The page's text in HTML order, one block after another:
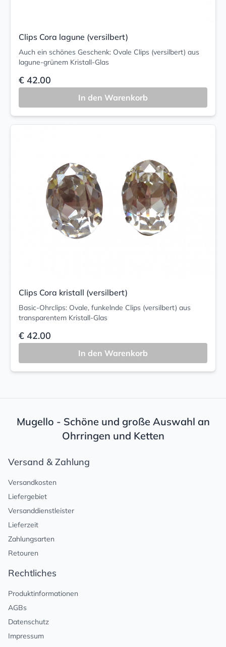
Clips Cora lagune (versilbert)
Auch ein schönes Geschenk: Ovale Clips (versilbert) aus
lagune-grünem Kristall-Glas
€ 42.00
In den Warenkorb
Clips Cora kristall (versilbert)
Basic-Ohrclips: Ovale, funkelnde Clips (versilbert) aus
transparentem Kristall-Glas
€ 42.00
In den Warenkorb
Mugello - Schöne und große Auswahl an
Ohrringen und Ketten
Versand & Zahlung
Versandkosten
Liefergebiet
Versanddienstleister
Lieferzeit
Zahlungsarten
Retouren
Rechtliches
Produktinformationen
AGBs
Datenschutz
Impressum